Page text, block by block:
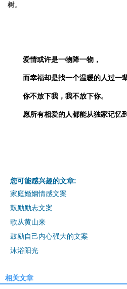
树。
爱情或许是一物降一物，
而幸福却是找一个温暖的人过一
你不放下我，我不放下你。
愿所有相爱的人都能从独家记忆
您可能感兴趣的文章:
家庭婚姻情感文案
鼓励励志文案
歌从黄山来
鼓励自己内心强大的文案
沐浴阳光
相关文章